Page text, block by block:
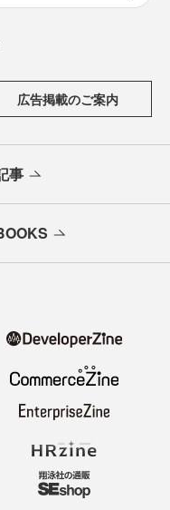
広告掲載のご案内
事